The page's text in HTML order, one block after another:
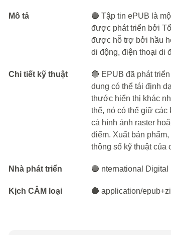
Mô tả
🔵 Tập tin ePUB là
được phát triển bởi
được hỗ trợ bởi hầu
di động, điện thoại di
Chi tiết kỹ thuật
🔵 EPUB đã phát
dung có thể tái định
thước hiển thị khác
thể, nó có thể giữ các
cả hình ảnh raster
điểm. Xuất bản
thông số kỹ thuật của
Nhà phát triển 🔵 nternational
Kịch CÂM loại 🔵 application/